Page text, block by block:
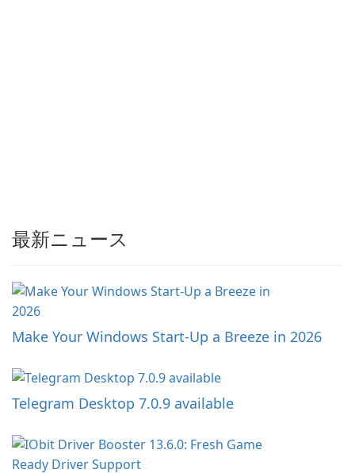
最新ニュース
Make Your Windows Start-Up a Breeze in 2026
Telegram Desktop 7.0.9 available